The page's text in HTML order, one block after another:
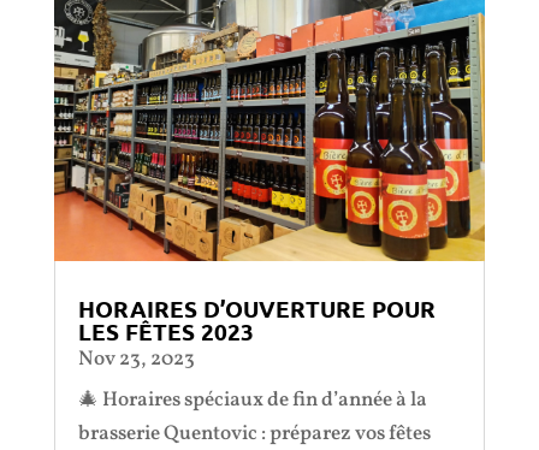
HORAIRES D’OUVERTURE POUR
LES FÊTES 2023
Nov 23, 2023
🎄 Horaires spéciaux de fin d’année à la
brasserie Quentovic : préparez vos fêtes